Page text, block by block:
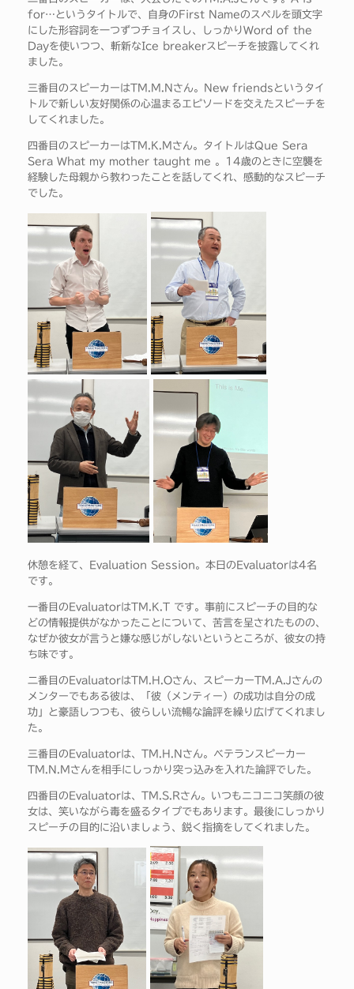
for…というタイトルで、自身のFirst Nameのスペルを頭文字
にした形容詞を一つずつチョイスし、しっかりWord of the
Dayを使いつつ、斬新なIce breakerスピーチを披露してくれ
ました。
三番目のスピーカーはTM.M.Nさん。New friendsというタイ
トルで新しい友好関係の心温まるエピソードを交えたスピーチを
してくれました。
四番目のスピーカーはTM.K.Mさん。タイトルはQue Sera
Sera What my mother taught me 。14歳のときに空襲を
経験した母親から教わったことを話してくれ、感動的なスピーチ
でした。
休憩を経て、Evaluation Session。本日のEvaluatorは4名
です。
一番目のEvaluatorはTM.K.T です。事前にスピーチの目的な
どの情報提供がなかったことについて、苦言を呈されたものの、
なぜか彼女が言うと嫌な感じがしないというところが、彼女の持
ち味です。
二番目のEvaluatorはTM.H.Oさん、スピーカーTM.A.Jさんの
メンターでもある彼は、「彼（メンティー）の成功は自分の成
功」と豪語しつつも、彼らしい流暢な論評を繰り広げてくれまし
た。
三番目のEvaluatorは、TM.H.Nさん。ベテランスピーカー
TM.N.Mさんを相手にしっかり突っ込みを入れた論評でした。
四番目のEvaluatorは、TM.S.Rさん。いつもニコニコ笑顔の彼
女は、笑いながら毒を盛るタイプでもあります。最後にしっかり
スピーチの目的に沿いましょう、鋭く指摘をしてくれました。